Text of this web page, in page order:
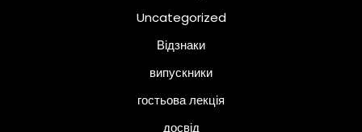
Uncategorized
Відзнаки
випускники
гостьова лекція
досвід